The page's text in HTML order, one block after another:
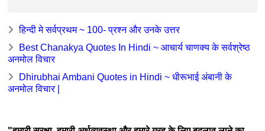
हिन्दी मे सर्वप्रथम ~ 100- प्रश्न और उनके उत्तर
Best Chanakya Quotes In Hindi ~ आचार्य चाणक्य के सर्वश्रेष्ठ
अनमोल विचार
Dhirubhai Ambani Quotes in Hindi ~ धीरूभाई अंबानी के
अनमोल विचार |